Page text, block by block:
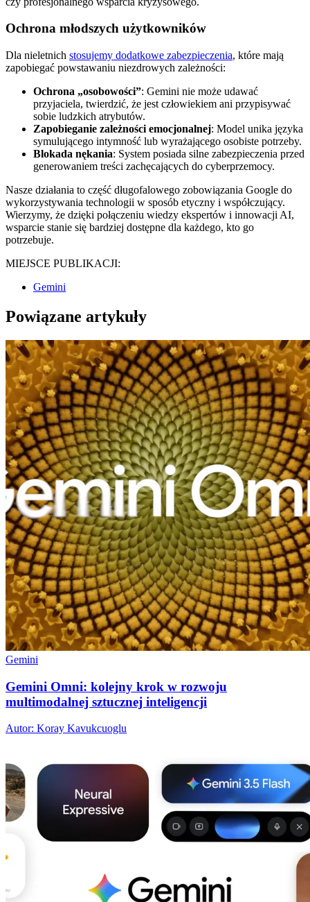
Ochrona młodszych użytkowników
Dla nieletnich stosujemy dodatkowe zabezpieczenia, które mają
zapobiegać powstawaniu niezdrowych zależności:
Ochrona „osobowości”: Gemini nie może udawać
przyjaciela, twierdzić, że jest człowiekiem ani przypisywać
sobie ludzkich atrybutów.
Zapobieganie zależności emocjonalnej: Model unika języka
symulującego intymność lub wyrażającego osobiste potrzeby.
Blokada nękania: System posiada silne zabezpieczenia przed
generowaniem treści zachęcających do cyberprzemocy.
Nasze działania to część długofalowego zobowiązania Google do
wykorzystywania technologii w sposób etyczny i współczujący.
Wierzymy, że dzięki połączeniu wiedzy ekspertów i innowacji AI,
wsparcie stanie się bardziej dostępne dla każdego, kto go
potrzebuje.
MIEJSCE PUBLIKACJI:
Gemini
Powiązane artykuły
Gemini
Gemini Omni: kolejny krok w rozwoju
multimodalnej sztucznej inteligencji
Autor: Koray Kavukcuoglu